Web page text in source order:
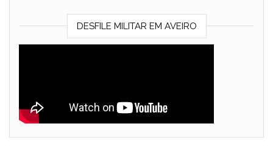
DESFILE MILITAR EM AVEIRO